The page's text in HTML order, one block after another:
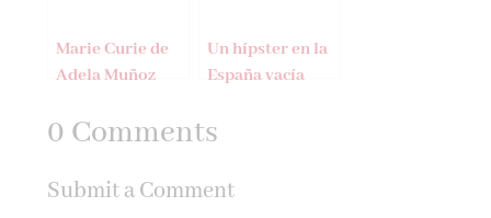
Marie Curie de
Adela Muñoz
Un hípster en la
España vacía
0 Comments
Submit a Comment